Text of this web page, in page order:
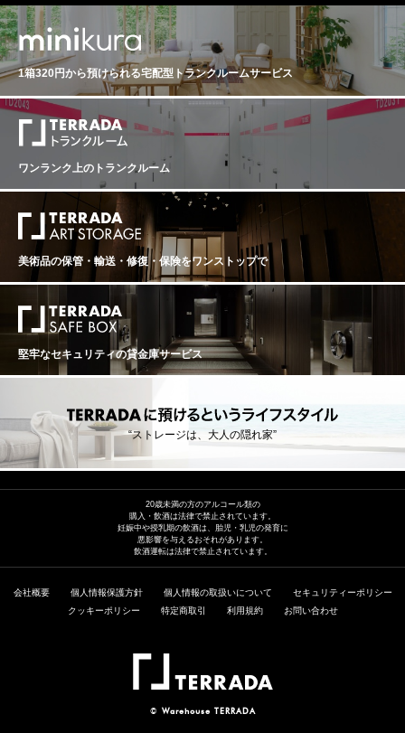
植えられています。植樹はスー・ル・シャトレでは1932
年から1962年、レ・フォンテーヌ・ド・ムールでは1949
年と古樹のアリゴテです。人の手入れは最小限で、手作
業での収穫が行われます。成熟度チェックに基づいて、
収穫日を決めて収穫されます。 長時間、優しく空気圧で
圧搾し、その後一晩静置して落ち着かせます。アルコー
ル発酵は部分的にステンレスタンクで行われ、ワインは5
0%が古樽、10%が新樽、40%が陶器のアンフォラに移さ
れ、マロラクティック発酵と12ヵ月間の熟成が行われま
す。その後、ステンレス製の樽に移し替えられ、さらに
6ヵ月間熟成されてから瓶詰めされます。 熟した洋ナシ
にリンゴのコンポート、白い花の豊かな香り。口当たり
はいきいきと美しいエネルギーがあり、軽やかで活気あ
るフレッシュな味わい。レモンの皮を感じる余韻が続き
ます。
白です。特に2023年は顕著に数字に表れています。 冬は
穏やかでしたが、4月は暖かな日と寒い日が交互に続き、
芽吹きは例年よりも遅くなりました。そのおかげで遅霜
の被害を受けることはほとんどありませんでしたが、こ
の春の始まりは雨が多く、ベト病の影響で畑への調剤の
散布には苦戦しました。それでも4月末には天候が回復
し、風がたくさん吹いてくれてたのは幸運でした。 夏に
は荒天が目立ちました。7月11日にサン・トーバン、ム
ルソー、メルキュレイで雹が降り、7月15日にはコー
ト・ド・ニュイのいくつかの地域で大雨が降りました。
その後も続いて8月初旬から8月16日の間、月のリズムの
変わり目まで雨が続きました。局地的な被害はあったも
のの、全体で見ると大きな被害にはなりませんでした。
日照量が多く記録的暑さとなった2022年とは対照的で、
気温は比較的低く、葡萄はゆっくりと成熟することがで
きました。近年のような猛暑のストレスは少なく、段階
的に成熟することが出来たので、繊細で質の良い酸味が
感じられます。特にシャルドネやアリゴテに不可欠なフ
レッシュな魅力を備えた、香り高いワインを生み出すこ
とができました。キャラクターとしては2017年と2019年
の間と言え、2017年の豊かな果実の成熟度、そして完璧
と言える2019年の見事なバランス、その両方の要素を併
せ持っています。豊潤でありながらフレッシュさも持
います。 Philippe Pacalet Bourgogne Aligote フィリッ
プ・パカレ ブルゴーニュ・アリゴテ 生産地：フランス
ブルゴーニュ 原産地呼称：AOC. BOURGOGNE ぶどう
品種：アリゴテ 100% アルコール度数：12.5% 味わい：
白ワイン 辛口
ロマネとGilly les Citeauxのコミューンでシャンボル村国
道を挟む向かいに、1.1ha所有。1991年、1992年 植樹。
石灰分の強い白い泥灰岩。 石灰と粘土質が同程度。収穫
後、テーブル選果後即プレス。 果汁をタンクで自然発
酵。マスト固形分除去、樽に移し、9～10ヵ月間熟成。
瓶詰前一度澱引。 美しい酸と心地よくフィネスある余
韻。主に地元消費の稀少キュヴェ。ワインとしての完成
度も高く、キレのある酸と適度な熟度がとても均整が取
れています。ピュアな熟度とフレッシュな酸とミネラル
感が楽しめます。アリゴテだけラベル表記が筆記体なの
はフレッシュさを前面に押し出してアリゴテの持つキュ
ヴェをイメージして欲しいからとの事です。 Domaine R
OBERT SIRUGUE & SES ENFANTS Bourgogne Aligote
ドメーヌ・ロベール・シリュグ ブルゴーニュ・アリゴテ
生産地：フランス ブルゴーニュ 原産地呼称：AOC. BOU
RGOGNE ぶどう品種：アリゴテ 100% アルコール度
数：12.5% 味わい：白ワイン 辛口 ■WINE REPORT評 (2
022.06.24 WINEREPORT抜粋)■ ロベール･シリュグは2
世代が働きながら､クラシックからエレガントに品質を向
上させている。2020は乾燥した夏で糖度が上がり気味だ
ったが､控えめな抽出と新樽減少で､凝縮感とフレッシュ
感を保っている。ワイン造りは1986年生まれの5代目ア
ルノー･シリュグと父のジャン･ルイが担って､ジャン･ル
ロネゴスのアルノー･エ･ソフィー･シリュグ･ノエラも始
めた。 [地縁､血縁が形成するテロワール] ロベール･シリ
ュグは､ジャイエ家やベルトー家との姻戚関係に加えて､
今やミシェル･ノエラ家ともつながっている。ヴォーヌ･
続によりさらに充実する可能性がある。小さなヴォーヌ･
ロマネ村の狭い道を走っていると､似たような名前のドメ
ーヌによく出くわす。 その多くは相続による畑の分割
や､近隣の家族の結婚から生まれている。ドメーヌのルー
ツをさかのぼると､思いがけないつながりを発見する。日
ゴーニュの聖地のテロワールを形成しているのだろう。
アルノーはボーヌの醸造学校で学び､モレ･サン･ドニのト
1箱320円から預けられる宅配型トランクルームサービス
ワンランク上のトランクルーム
美術品の保管・輸送・修復・保険をワンストップで
堅牢なセキュリティの貸金庫サービス
“ストレージは、大人の隠れ家”
20歳未満の方のアルコール類の
購入・飲酒は法律で禁止されています。
妊娠中や授乳期の飲酒は、胎児・乳児の発育に
悪影響を与えるおそれがあります。
飲酒運転は法律で禁止されています。
会社概要 個人情報保護方針 個人情報の取扱いについて
セキュリティーポリシー
クッキーポリシー
特定商取引 利用規約 お問い合わせ
© Warehouse TERRADA